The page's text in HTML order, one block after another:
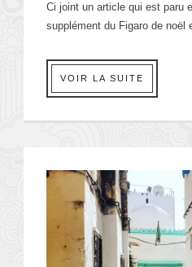
Ci joint un article qui est paru
supplément du Figaro de noël
VOIR LA SUITE